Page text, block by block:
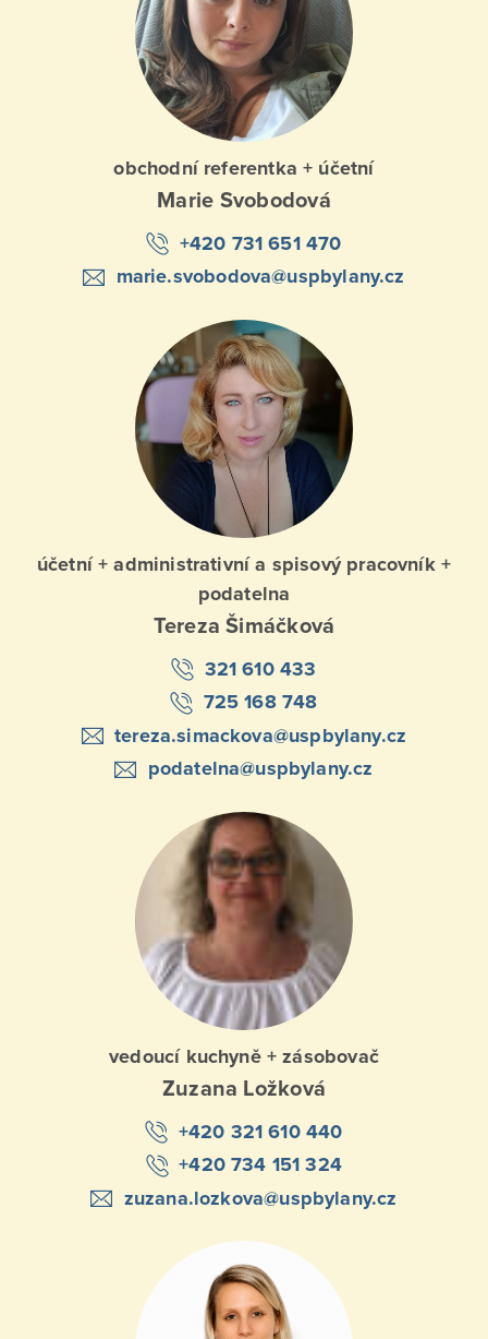
obchodní referentka + účetní
Marie Svobodová
+420 731 651 470
marie.svobodova@uspbylany.cz
účetní + administrativní a spisový pracovník +
podatelna
Tereza Šimáčková
321 610 433
725 168 748
tereza.simackova@uspbylany.cz
podatelna@uspbylany.cz
vedoucí kuchyně + zásobovač
Zuzana Ložková
+420 321 610 440
+420 734 151 324
zuzana.lozkova@uspbylany.cz